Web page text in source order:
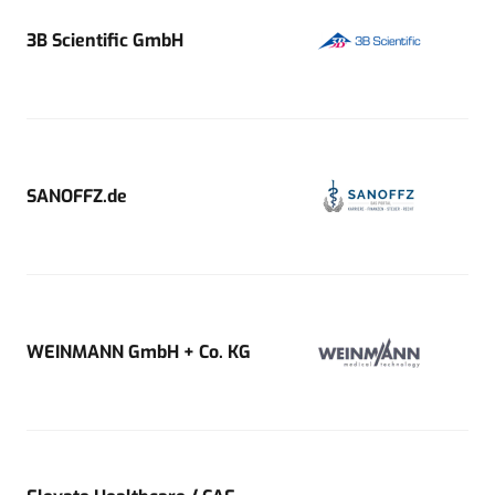
3B Scientific GmbH
SANOFFZ.de
WEINMANN GmbH + Co. KG